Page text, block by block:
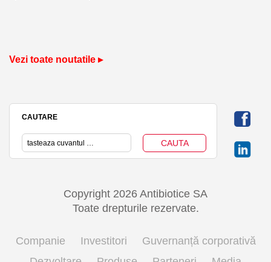
Vezi toate noutatile ▸
CAUTARE
Copyright 2026 Antibiotice SA
Toate drepturile rezervate.
Companie Investitori
Guvernanță corporativă